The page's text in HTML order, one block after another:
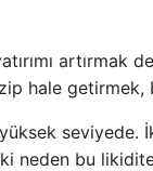
artırmak
hale getirmek,
seviyede.
neden bu